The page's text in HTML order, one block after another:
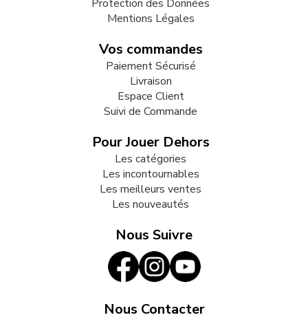
Protection des Données
Mentions Légales
Vos commandes
Paiement Sécurisé
Livraison
Espace Client
Suivi de Commande
Pour Jouer Dehors
Les catégories
Les incontournables
Les meilleurs ventes
Les nouveautés
Nous Suivre
Nous Contacter